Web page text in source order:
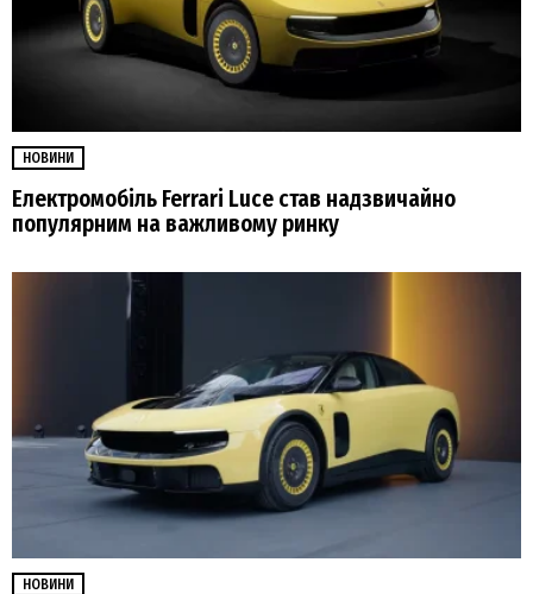
НОВИНИ
Електромобіль Ferrari Luce став надзвичайно
популярним на важливому ринку
НОВИНИ